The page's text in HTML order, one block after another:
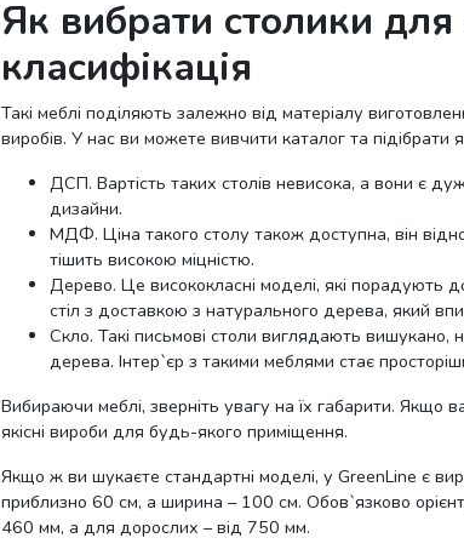
Як вибрати столики для
класифікація
Такі меблі поділяють залежно від матеріалу
виробів. У нас ви можете вивчити каталог та підібрати
ДСП. Вартість таких столів невисока, а вони є
дизайни.
МДФ. Ціна такого столу також доступна, він
тішить високою міцністю.
Дерево. Це висококласні моделі, які порадують
стіл з доставкою з натурального дерева, який
Скло. Такі письмові столи виглядають вишукано,
дерева. Інтер`єр з такими меблями стає
Вибираючи меблі, зверніть увагу на їх габарити. Якщо
якісні вироби для будь-якого приміщення.
Якщо ж ви шукаєте стандартні моделі, у GreenLine є
приблизно 60 см, а ширина – 100 см. Обов`язково
460 мм, а для дорослих – від 750 мм.